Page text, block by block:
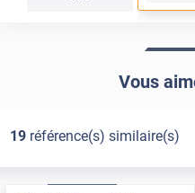
Vous
19référence(s) similaire(s)